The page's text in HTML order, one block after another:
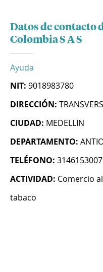
Datos de contacto
Colombia S A S
Ayuda
NIT: 9018983780
DIRECCIÓN:
CIUDAD: MEDELLIN
DEPARTAMENTO:
TELÉFONO: 3146153007
ACTIVIDAD: Comercio
tabaco